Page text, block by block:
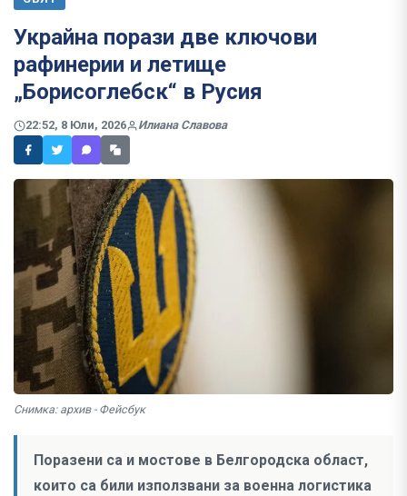
Украйна порази две ключови
рафинерии и летище
„Борисоглебск“ в Русия
22:52, 8 Юли, 2026 Илиана Славова
Снимка: архив - Фейсбук
Поразени са и мостове в Белгородска област,
които са били използвани за военна логистика